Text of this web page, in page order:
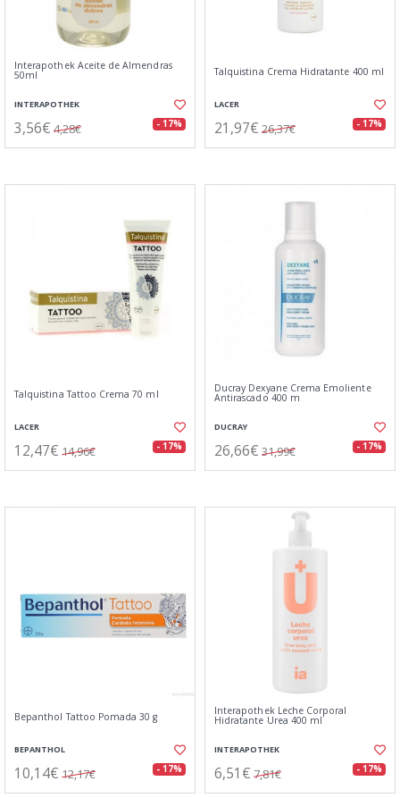
Interapothek Aceite de Almendras
50ml
INTERAPOTHEK
3,56€ 4,28€ - 17%
Talquistina Crema Hidratante 400 ml
LACER
21,97€ 26,37€ - 17%
Talquistina Tattoo Crema 70 ml
LACER
12,47€ 14,96€ - 17%
Ducray Dexyane Crema Emoliente
Antirascado 400 m
DUCRAY
26,66€ 31,99€ - 17%
Bepanthol Tattoo Pomada 30 g
BEPANTHOL
10,14€ 12,17€ - 17%
Interapothek Leche Corporal
Hidratante Urea 400 ml
INTERAPOTHEK
6,51€ 7,81€ - 17%